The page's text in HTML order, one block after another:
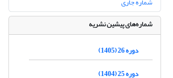
شماره‌های پیشین نشریه
دوره 26 (1405)
دوره 25 (1404)